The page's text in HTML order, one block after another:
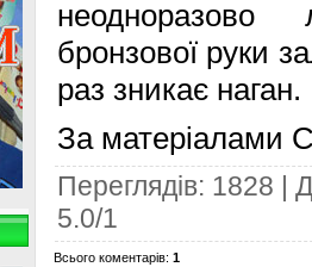
бронзової руки
раз зникає наган.
За матеріалами
Переглядів: 1828 |
5.0/1
Всього коментарів: 1